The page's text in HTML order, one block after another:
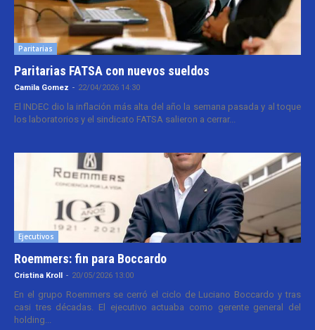
Paritarias
Paritarias FATSA con nuevos sueldos
Camila Gomez - 22/04/2026 14:30
El INDEC dio la inflación más alta del año la semana pasada y al toque
los laboratorios y el sindicato FATSA salieron a cerrar...
Ejecutivos
Roemmers: fin para Boccardo
Cristina Kroll - 20/05/2026 13:00
En el grupo Roemmers se cerró el ciclo de Luciano Boccardo y tras
casi tres décadas. El ejecutivo actuaba como gerente general del
holding...